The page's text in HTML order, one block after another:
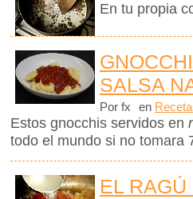
En tu propia
SALSA
Por fx en
Estos gnocchis servidos en
todo el mundo si no tomara
EL